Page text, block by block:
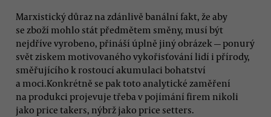
Marxistický důraz na zdánlivě banální fakt, že aby
se zboží mohlo stát předmětem směny, musí být
nejdříve vyrobeno, přináší úplně jiný obrázek — ponurý
svět ziskem motivovaného vykořisťování lidí i přírody,
směřujícího k rostoucí akumulaci bohatství
a moci.Konkrétně se pak toto analytické zaměření
na produkci projevuje třeba v pojímání firem nikoli
jako price takers, nýbrž jako price setters.